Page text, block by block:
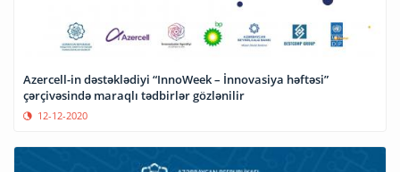
Azercell-in dəstəklədiyi “InnoWeek – İnnovasiya həftəsi”
çərçivəsində maraqlı tədbirlər gözlənilir
12-12-2020